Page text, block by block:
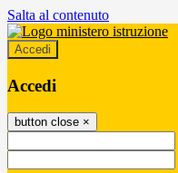
Salta al contenuto
Accedi
Accedi
button close ×